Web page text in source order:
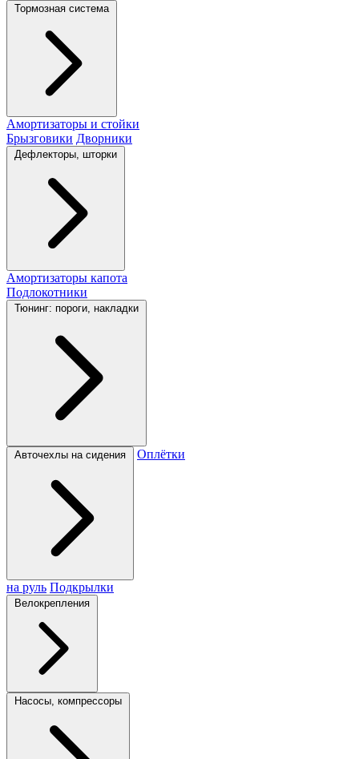
Тормозная система
Амортизаторы и стойки
Брызговики Дворники
Дефлекторы, шторки
Амортизаторы капота
Подлокотники
Тюнинг: пороги, накладки
Авточехлы на сидения Оплётки
на руль Подкрылки
Велокрепления
Насосы, компрессоры